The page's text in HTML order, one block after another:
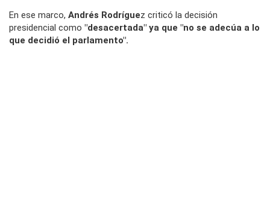
En ese marco, Andrés Rodríguez criticó la decisión
presidencial como "desacertada" ya que "no se adecúa a lo
que decidió el parlamento".